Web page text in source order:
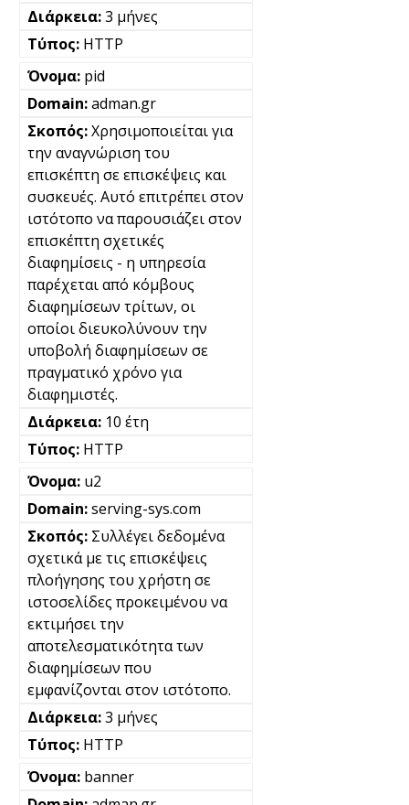
3 μήνες
HTTP
pid
adman.gr
Χρησιμοποιείται για
την αναγνώριση του
επισκέπτη σε επισκέψεις και
συσκευές. Αυτό επιτρέπει στον
ιστότοπο να παρουσιάζει στον
επισκέπτη σχετικές
διαφημίσεις - η υπηρεσία
παρέχεται από κόμβους
διαφημίσεων τρίτων, οι
οποίοι διευκολύνουν την
υποβολή διαφημίσεων σε
πραγματικό χρόνο για
διαφημιστές.
10 έτη
HTTP
u2
serving-sys.com
Συλλέγει δεδομένα
σχετικά με τις επισκέψεις
πλοήγησης του χρήστη σε
ιστοσελίδες προκειμένου να
εκτιμήσει την
αποτελεσματικότητα των
διαφημίσεων που
εμφανίζονται στον ιστότοπο.
3 μήνες
HTTP
banner